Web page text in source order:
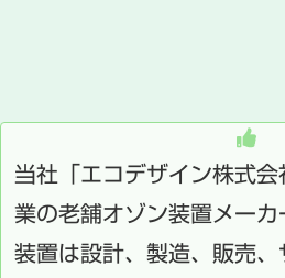
当社「エコデザイン株式
業の老舗オゾン装置メーカ
装置は設計、製造、販売、